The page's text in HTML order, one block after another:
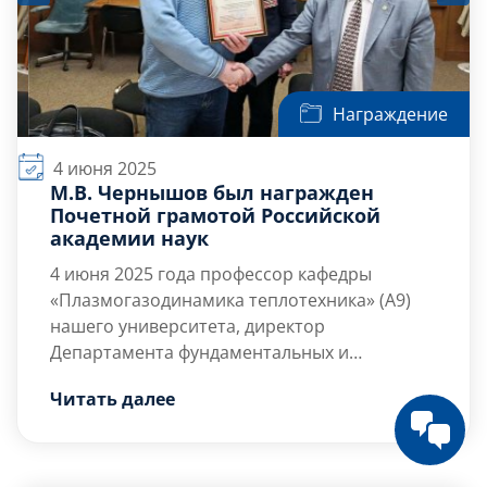
Награждение
4 июня 2025
М.В. Чернышов был награжден
Почетной грамотой Российской
академии наук
4 июня 2025 года профессор кафедры
«Плазмогазодинамика теплотехника» (А9)
нашего университета, директор
Департамента фундаментальных и
был награжден Почетной грамотой
Российской академии наук «за творческий
вклад в осуществление Пилотного проекта
председатель Комиссии РАН по техногенной
безопасности, член-корреспондент РАН, […]
Читать далее